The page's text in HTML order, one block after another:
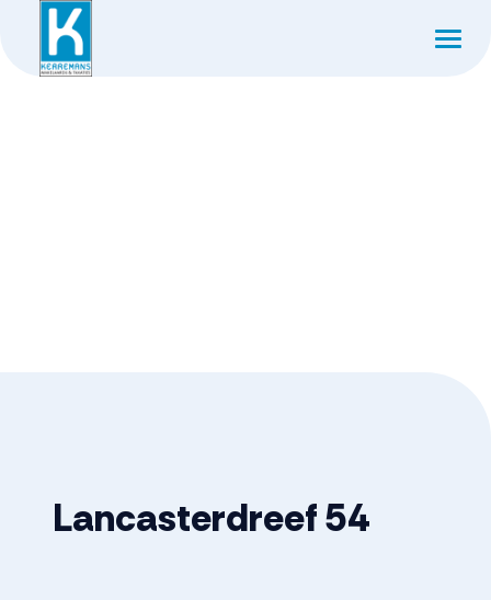
Lancasterdreef54